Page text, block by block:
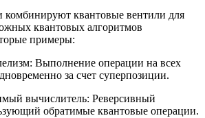
комбинируют квантовые вентили для
квантовых алгоритмов
примеры:
Выполнение операции на всех
за счет суперпозиции.
вычислитель: Реверсивный
обратимые квантовые операции.